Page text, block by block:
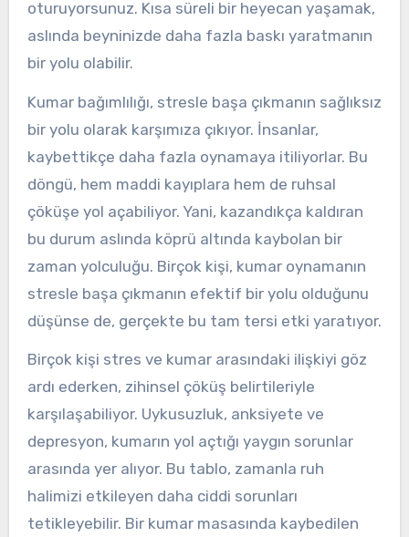
oturuyorsunuz. Kısa süreli bir heyecan yaşamak,
aslında beyninizde daha fazla baskı yaratmanın
bir yolu olabilir.
Kumar bağımlılığı, stresle başa çıkmanın sağlıksız
bir yolu olarak karşımıza çıkıyor. İnsanlar,
kaybettikçe daha fazla oynamaya itiliyorlar. Bu
döngü, hem maddi kayıplara hem de ruhsal
çöküşe yol açabiliyor. Yani, kazandıkça kaldıran
bu durum aslında köprü altında kaybolan bir
zaman yolculuğu. Birçok kişi, kumar oynamanın
stresle başa çıkmanın efektif bir yolu olduğunu
düşünse de, gerçekte bu tam tersi etki yaratıyor.
Birçok kişi stres ve kumar arasındaki ilişkiyi göz
ardı ederken, zihinsel çöküş belirtileriyle
karşılaşabiliyor. Uykusuzluk, anksiyete ve
depresyon, kumarın yol açtığı yaygın sorunlar
arasında yer alıyor. Bu tablo, zamanla ruh
halimizi etkileyen daha ciddi sorunları
tetikleyebilir. Bir kumar masasında kaybedilen